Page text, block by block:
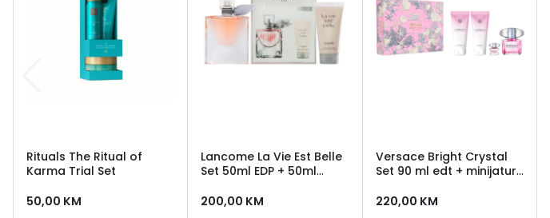
Rituals The Ritual of
Karma Trial Set
50,00 KM
Lancome La Vie Est Belle
Set 50ml EDP + 50ml
200,00 KM
Versace Bright Crystal
Set 90 ml edt + minijatura
ml gel za tusiranje + 5 ml
220,00 KM